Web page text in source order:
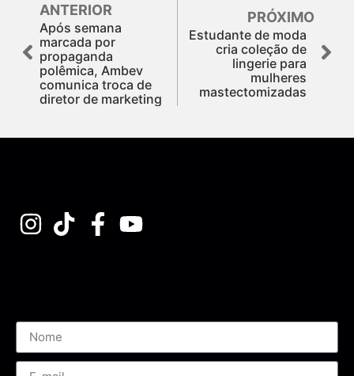
ANTERIOR
Após semana
marcada por
propaganda
polêmica, Ambev
comunica troca de
diretor de marketing
PRÓXIMO
Estudante de moda
cria coleção de
lingerie para
mulheres
mastectomizadas